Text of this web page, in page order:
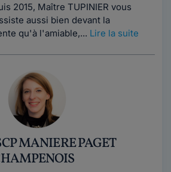
2015, Maître TUPINIER vous
aussi bien devant la
qu'à l'amiable,... Lire la suite
MANIERE PAGET